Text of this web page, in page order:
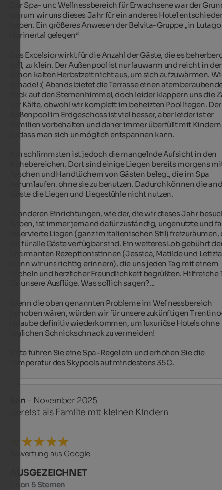
Der Spa- und Wellnessbereich für Erwachsene war der
warum wir uns dieses Jahr für ein anderes Hotel
haben. Ein größeres Anwesen der Belvita-Gruppe „in
Harinertal gelegen“
Das Excelsior wirkt für die Anzahl der Gäste, die es
soll, zu klein. Der Außenpool ist nur lauwarm und reicht in
schon kalten Herbstzeit nicht aus, um sich aufzuwärmen.
schade! :( Abends bietet die Terrasse einen
Blick auf den Sternenhimmel, doch leider klappern uns die
vor Kälte, obwohl wir komplett im beheizten Pool liegen. Der
Außenpool im Erdgeschoss ist viel besser, aber leider ist er
Familien vorbehalten und daher immer überfüllt mit
sodass man sich unmöglich entspannen kann.
Am schlimmsten ist jedoch die mangelnde Aufsicht in den
Ruhebereichen. Dort sind einige Liegen bereits morgens
Taschen und Handtüchern von Gästen belegt, die im Spa
herumlaufen, ohne sie zu benutzen. Dadurch können die
Gäste die Liegen und Liegestühle nicht nutzen.
In anderen Einrichtungen, wie der, die wir dieses Jahr
haben, ist immer jemand dafür zuständig, ungenutzte und
reservierte Liegen (ganz im italienischen Stil)
sie für alle Gäste verfügbar sind. Ein weiteres Lob gebührt
charmanten Rezeptionistinnen (Jessica, Matilde und
wenn wir uns richtig erinnern), die uns jeden Tag mit einem
Lächeln und herzlicher Freundlichkeit begrüßten. Hilfreiche
für unsere Ausflüge. Was soll ich sagen?...
Wenn die oben genannten Probleme im Wellnessbereich
behoben wären, würden wir für unsere zukünftigen
Urlaube definitiv wiederkommen, um luxuriöse Hotels ohne
jeglichen Schnickschnack zu vermeiden!
Bitte führen Sie eine Spa-Regel ein und erhöhen Sie die
Temperatur des Skypools auf mindestens 35 C.
Sun - November 2025
gereist als Familie mit kleinen Kindern
Bewertung aus Google
AUSGEZEICHNET
5 von 5 Sternen